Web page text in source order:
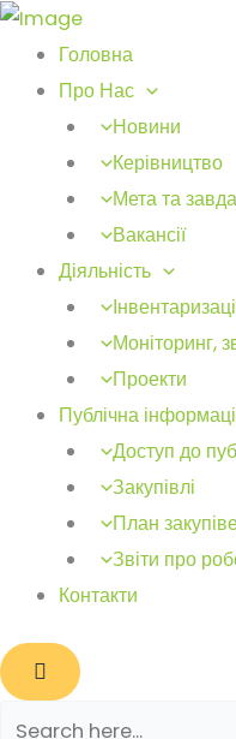
Головна
Про Нас
Новини
Керівництво
Мета та
Вакансії
Діяльність
Моніторинг,
Проекти
Публічна
Доступ до
Закупівлі
План
Звіти про
Контакти